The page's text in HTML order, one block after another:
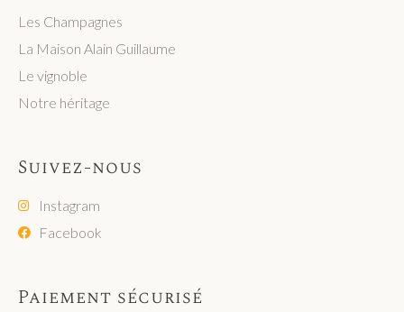
Les Champagnes
La Maison Alain Guillaume
Le vignoble
Notre héritage
Suivez-nous
Instagram
Facebook
Paiement sécurisé